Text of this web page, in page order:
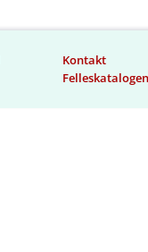
Kontakt
Felleskatalogen